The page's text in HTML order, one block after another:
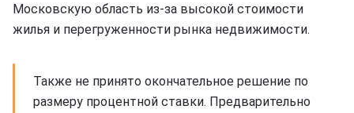
Московскую область из-за высокой стоимости
жилья и перегруженности рынка недвижимости.
Также не принято окончательное решение по
размеру процентной ставки. Предварительно